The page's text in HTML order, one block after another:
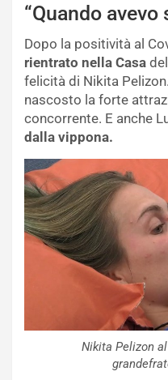
“Quando avevo
Dopo la positività al
rientrato nella Casa
felicità di Nikita
nascosto la forte
concorrente. E anche
dalla vippona.
Nikita Pelizon